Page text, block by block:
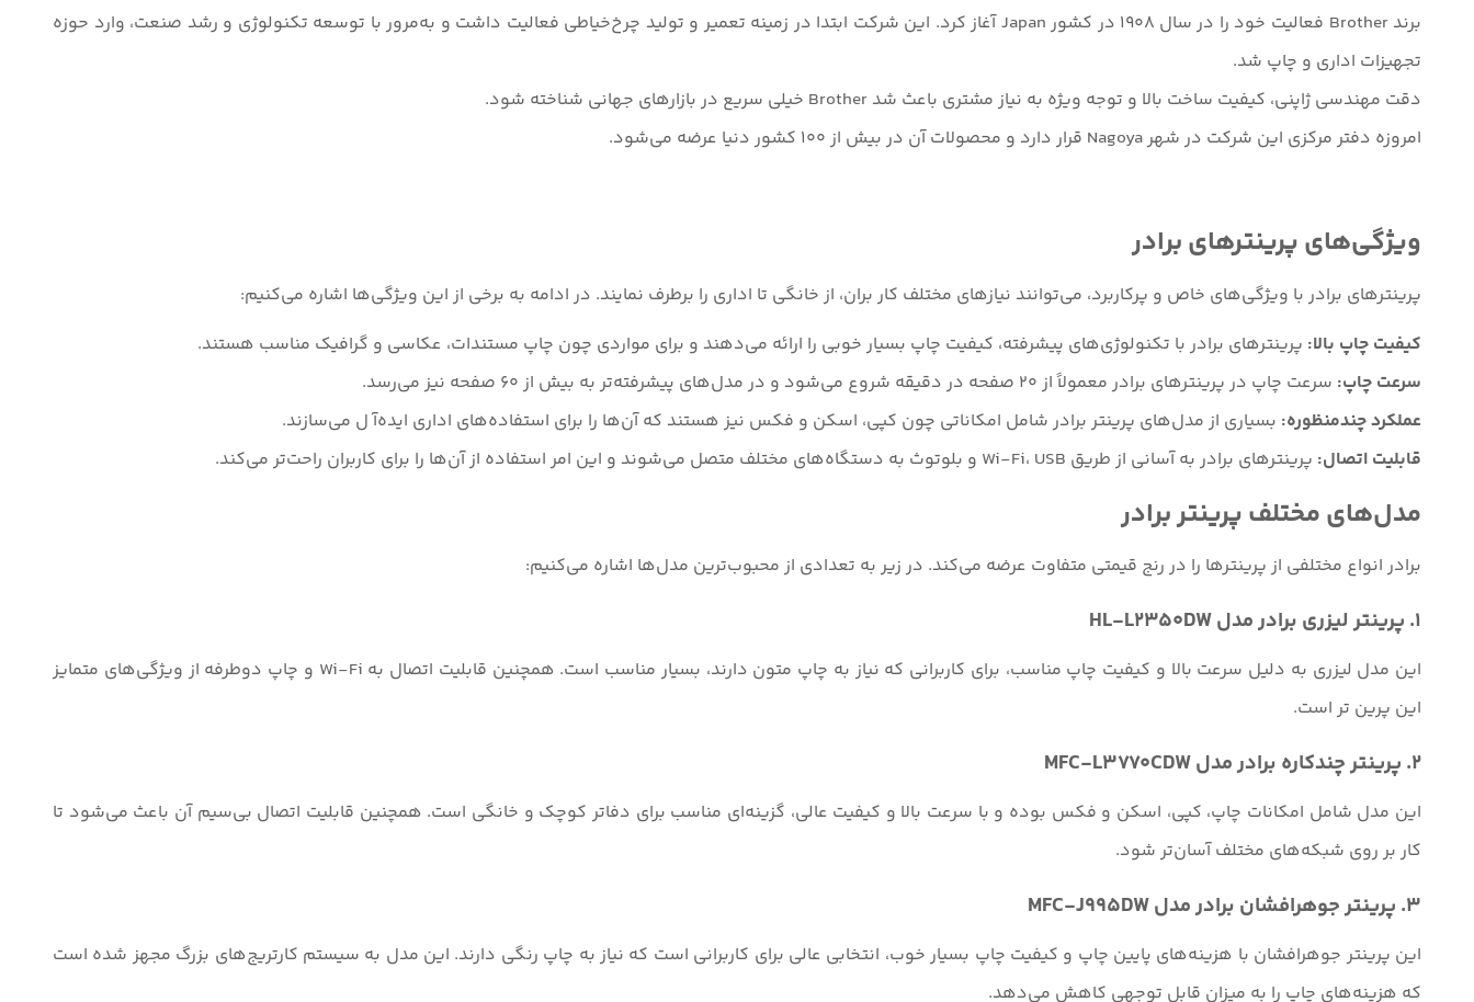
برند Brother فعالیت خود را در سال 1908 در کشور Japan آغاز کرد. این شرکت ابتدا در زمینه تعمیر و تولید چرخ‌خیاطی فعالیت داشت و به‌مرور با توسعه تکنولوژی و رشد صنعت، وارد حوزه
تجهیزات اداری و چاپ شد.
دقت مهندسی ژاپنی، کیفیت ساخت بالا و توجه ویژه به نیاز مشتری باعث شد Brother خیلی سریع در بازارهای جهانی شناخته شود.
امروزه دفتر مرکزی این شرکت در شهر Nagoya قرار دارد و محصولات آن در بیش از 100 کشور دنیا عرضه می‌شود.
ویژگی‌های پرینترهای برادر
پرینترهای برادر با ویژگی‌های خاص و پرکاربرد، می‌توانند نیازهای مختلف کار بران، از خانگی تا اداری را برطرف نمایند. در ادامه به برخی از این ویژگی‌ها اشاره می‌کنیم:
کیفیت چاپ بالا: پرینترهای برادر با تکنولوژی‌های پیشرفته، کیفیت چاپ بسیار خوبی را ارائه می‌دهند و برای مواردی چون چاپ مستندات، عکاسی و گرافیک مناسب هستند.
سرعت چاپ: سرعت چاپ در پرینترهای برادر معمولاً از 20 صفحه در دقیقه شروع می‌شود و در مدل‌های پیشرفته‌تر به بیش از 60 صفحه نیز می‌رسد.
عملکرد چندمنظوره: بسیاری از مدل‌های پرینتر برادر شامل امکاناتی چون کپی، اسکن و فکس نیز هستند که آن‌ها را برای استفاده‌های اداری ایده‌آ ل می‌سازند.
قابلیت اتصال: پرینترهای برادر به آسانی از طریق Wi-Fi، USB و بلوتوث به دستگاه‌های مختلف متصل می‌شوند و این امر استفاده از آن‌ها را برای کاربران راحت‌تر می‌کند.
مدل‌های مختلف پرینتر برادر
برادر انواع مختلفی از پرینترها را در رنج قیمتی متفاوت عرضه می‌کند. در زیر به تعدادی از محبوب‌ترین مدل‌ها اشاره می‌کنیم:
1. پرینتر لیزری برادر مدل HL-L2350DW
این مدل لیزری به دلیل سرعت بالا و کیفیت چاپ مناسب، برای کاربرانی که نیاز به چاپ متون دارند، بسیار مناسب است. همچنین قابلیت اتصال به Wi-Fi و چاپ دوطرفه از ویژگی‌های متمایز
این پرین تر است.
2. پرینتر چندکاره برادر مدل MFC-L3770CDW
این مدل شامل امکانات چاپ، کپی، اسکن و فکس بوده و با سرعت بالا و کیفیت عالی، گزینه‌ای مناسب برای دفاتر کوچک و خانگی است. همچنین قابلیت اتصال بی‌سیم آن باعث می‌شود تا
کار بر روی شبکه‌های مختلف آسان‌تر شود.
3. پرینتر جوهرافشان برادر مدل MFC-J995DW
این پرینتر جوهرافشان با هزینه‌های پایین چاپ و کیفیت چاپ بسیار خوب، انتخابی عالی برای کاربرانی است که نیاز به چاپ رنگی دارند. این مدل به سیستم کارتریج‌های بزرگ مجهز شده است
که هزینه‌های چاپ را به میزان قابل توجهی کاهش می‌دهد.